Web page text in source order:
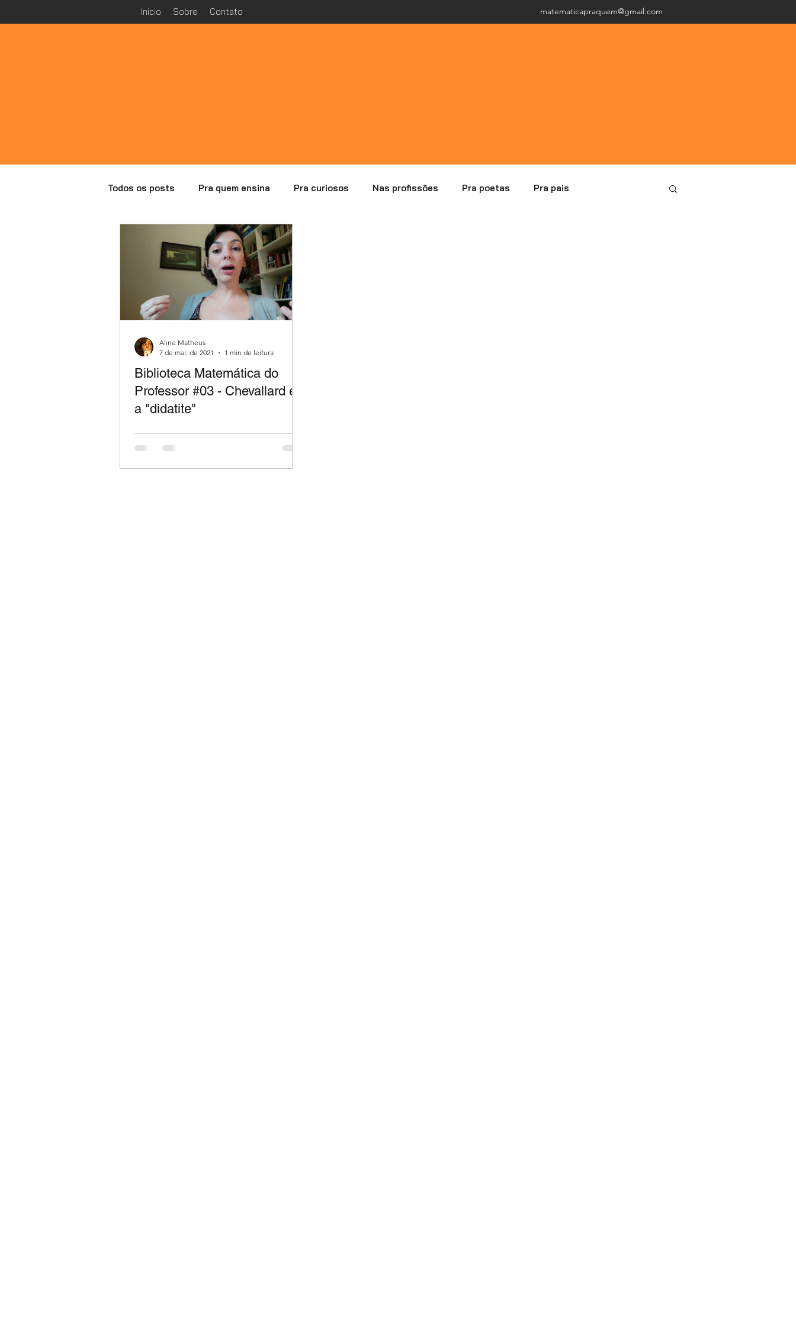
Início Sobre Contato matematicapraquem@gmail.com
Todos os posts Pra quem ensina Pra curiosos Nas profissões Pra poetas Pra pais
Especial Malba Tahan Analisando erros
Biblioteca Matemática do
Professor #03 - Chevallard e
a "didatite"
Aline Matheus
7 de mai. de 2021
1 min de leitura